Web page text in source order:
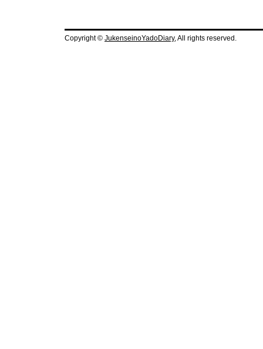
Copyright © JukenseinoYadoDiary, All rights reserved.